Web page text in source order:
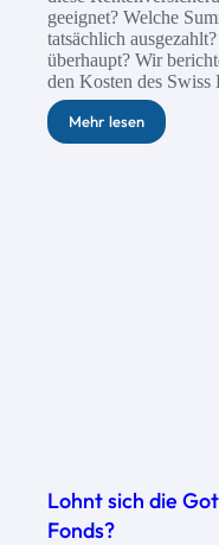
geeignet? Welche
tatsächlich
überhaupt? Wir
den Kosten des Swiss
Mehr lesen
Lohnt sich die
Fonds?